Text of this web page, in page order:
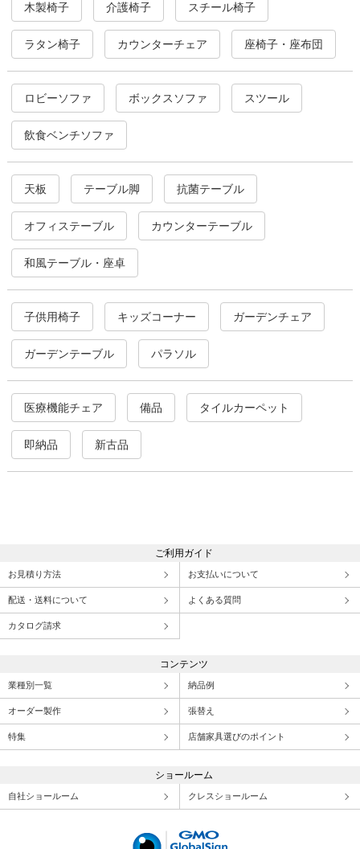
木製椅子 介護椅子 スチール椅子
ラタン椅子 カウンターチェア 座椅子・座布団
ロビーソファ ボックスソファ スツール
飲食ベンチソファ
天板 テーブル脚 抗菌テーブル
オフィステーブル カウンターテーブル
和風テーブル・座卓
子供用椅子 キッズコーナー ガーデンチェア
ガーデンテーブル パラソル
医療機能チェア 備品 タイルカーペット
即納品 新古品
ご利用ガイド
お見積り方法 お支払いについて
配送・送料について よくある質問
カタログ請求
コンテンツ
業種別一覧 納品例
オーダー製作 張替え
特集 店舗家具選びのポイント
ショールーム
自社ショールーム クレスショールーム